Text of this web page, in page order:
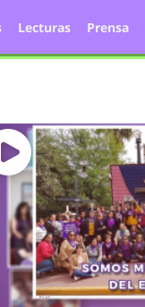
Lecturas Prensa